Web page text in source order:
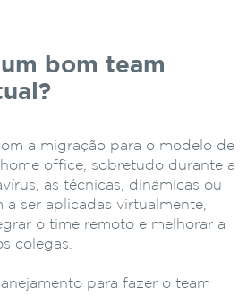
bom team
a migração para o modelo de
office, sobretudo durante a
as técnicas, dinâmicas ou
a ser aplicadas virtualmente,
o time remoto e melhorar a
colegas.
para fazer o team